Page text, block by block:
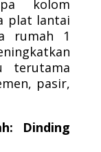
kolom
plat lantai
rumah 1
terutama
pasir,
Dinding